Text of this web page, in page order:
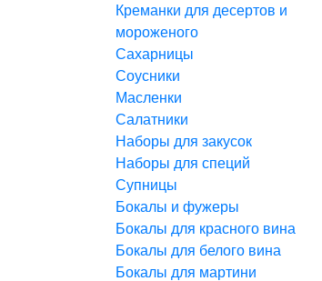
Креманки для десертов и
мороженого
Сахарницы
Соусники
Масленки
Салатники
Наборы для закусок
Наборы для специй
Супницы
Бокалы и фужеры
Бокалы для красного вина
Бокалы для белого вина
Бокалы для мартини